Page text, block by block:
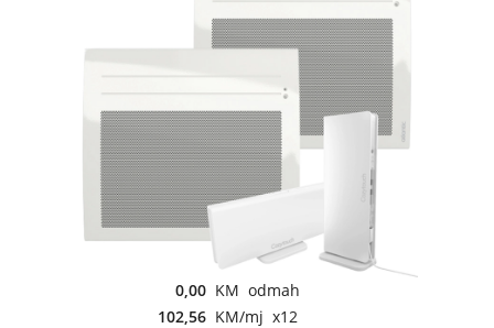
0,00 KM odmah
102,56 KM/mj x12